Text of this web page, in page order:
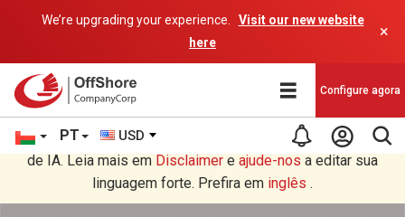
We’re upgrading your experience.
Visit our new website
here
×
PT USD
Configure agora
Você está lendo em Português tradução por um programa
de IA. Leia mais em Disclaimer e ajude-nos a editar sua
linguagem forte. Prefira em inglês .